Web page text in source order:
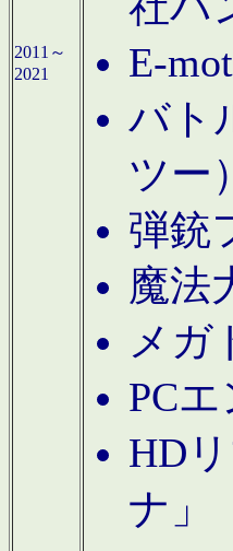
2011～
2021
E-
バト
ツー）
弾銃
魔法
メガ
PC
HD
ナ」